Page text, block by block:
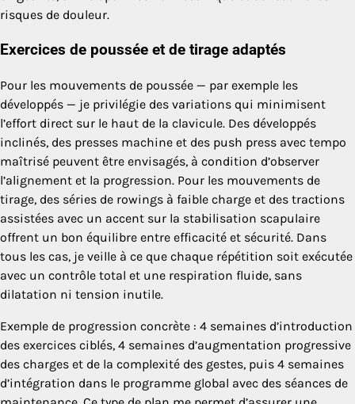
risques de douleur.
Exercices de poussée et de tirage adaptés
Pour les mouvements de poussée — par exemple les
développés — je privilégie des variations qui minimisent
l’effort direct sur le haut de la clavicule. Des développés
inclinés, des presses machine et des push press avec tempo
maîtrisé peuvent être envisagés, à condition d’observer
l’alignement et la progression. Pour les mouvements de
tirage, des séries de rowings à faible charge et des tractions
assistées avec un accent sur la stabilisation scapulaire
offrent un bon équilibre entre efficacité et sécurité. Dans
tous les cas, je veille à ce que chaque répétition soit exécutée
avec un contrôle total et une respiration fluide, sans
dilatation ni tension inutile.
Exemple de progression concrète : 4 semaines d’introduction
des exercices ciblés, 4 semaines d’augmentation progressive
des charges et de la complexité des gestes, puis 4 semaines
d’intégration dans le programme global avec des séances de